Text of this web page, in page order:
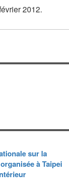
2012.
sur la
à Taipei